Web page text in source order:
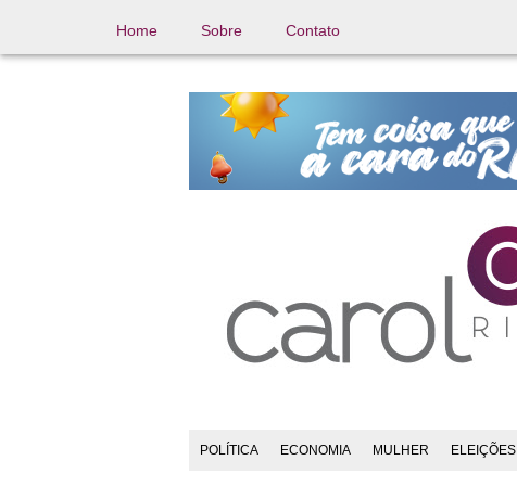
Home Sobre Contato
POLÍTICA ECONOMIA MULHER ELEIÇÕES